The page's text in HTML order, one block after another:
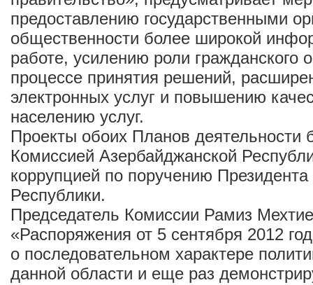
предоставлению государственными
общественности более широкой
работе, усилению роли гражданского
процессе принятия решений,
электронных услуг и повышению
населению услуг.
Проекты обоих Планов деятельности
Комиссией Азербайджанской
коррупцией по поручению
Республики.
Председатель Комиссии Рамиз
«Распоряжения от 5 сентября 2012
о последовательном характере
данной области и еще раз